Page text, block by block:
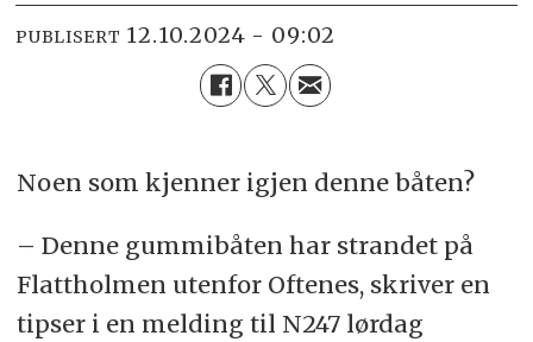
PUBLISERT 12.10.2024 - 09:02
Noen som kjenner igjen denne båten?
– Denne gummibåten har strandet på
Flattholmen utenfor Oftenes, skriver en
tipser i en melding til N247 lørdag